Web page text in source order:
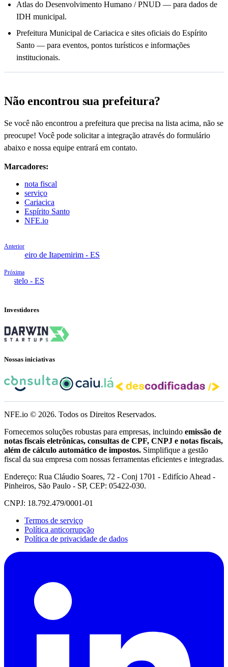
Atlas do Desenvolvimento Humano / PNUD — para dados de
IDH municipal.
Prefeitura Municipal de Cariacica e sites oficiais do Espírito
Santo — para eventos, pontos turísticos e informações
institucionais.
Não encontrou sua prefeitura?
Se você não encontrou a prefeitura que precisa na lista acima, não se
preocupe! Você pode solicitar a integração através do formulário
abaixo e nossa equipe entrará em contato.
Marcadores:
nota fiscal
serviço
Cariacica
Espírito Santo
NFE.io
Anterior
Cachoeiro de Itapemirim - ES
Próxima
Castelo - ES
Investidores
Nossas iniciativas
NFE.io © 2026. Todos os Direitos Reservados.
Fornecemos soluções robustas para empresas, incluindo emissão de
notas fiscais eletrônicas, consultas de CPF, CNPJ e notas fiscais,
além de cálculo automático de impostos. Simplifique a gestão
fiscal da sua empresa com nossas ferramentas eficientes e integradas.
Endereço: Rua Cláudio Soares, 72 - Conj 1701 - Edifício Ahead -
Pinheiros, São Paulo - SP, CEP: 05422-030.
CNPJ: 18.792.479/0001-01
Termos de serviço
Política anticorrupção
Política de privacidade de dados